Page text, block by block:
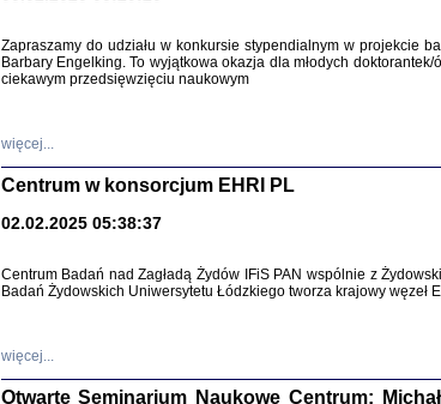
Zapraszamy do udziału w konkursie stypendialnym w projekcie
Barbary Engelking. To wyjątkowa okazja dla młodych
ciekawym przedsięwzięciu naukowym
więcej...
Centrum w konsorcjum EHRI PL
02.02.2025 05:38:37
Centrum Badań nad Zagładą Żydów IFiS PAN wspólnie z
Badań Żydowskich Uniwersytetu Łódzkiego tworza krajowy
więcej...
Otwarte Seminarium Naukowe Centrum: